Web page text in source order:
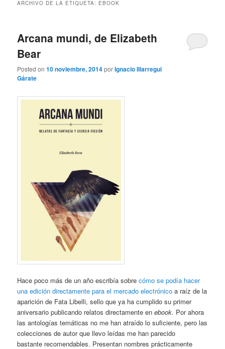
ARCHIVO DE LA ETIQUETA: EBOOK
Arcana mundi, de Elizabeth
Bear
Posted on10 noviembre, 2014porIgnacio Illarregui
Gárate
Hace poco más de un año escribía sobrecómo se podía hacer
una edición directamente para el mercado electrónico a raíz de la
aparición de Fata Libelli, sello que ya ha cumplido su primer
aniversario publicando relatos directamente enebook. Por ahora
las antologías temáticas no me han atraído lo suficiente, pero las
colecciones de autor que llevo leídas me han parecido
bastante recomendables. Presentan nombres prácticamente